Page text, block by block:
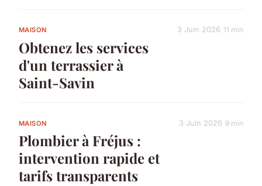
MAISON
Obtenez les services
d'un terrassier à
Saint-Savin
3 Juin 2026 11 min
MAISON
Plombier à Fréjus :
intervention rapide et
tarifs transparents
3 Juin 2026 9 min